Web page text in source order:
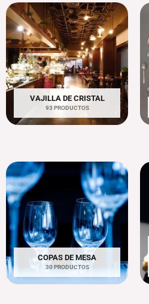
VAJILLA DE CRISTAL
93 PRODUCTOS
COPAS DE MESA
30 PRODUCTOS